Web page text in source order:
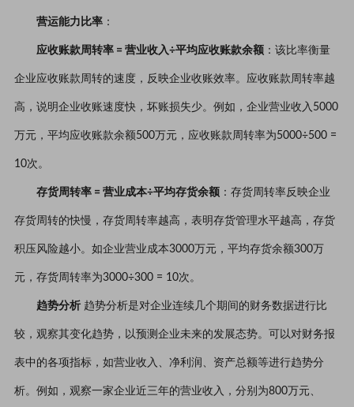
营运能力比率：
应收账款周转率 = 营业收入÷平均应收账款余额 ：该比率衡量
企业应收账款周转的速度，反映企业收账效率。应收账款周转率越
高，说明企业收账速度快，坏账损失少。例如，企业营业收入5000
万元，平均应收账款余额500万元，应收账款周转率为5000÷500 =
10次。
存货周转率 = 营业成本÷平均存货余额 ：存货周转率反映企业
存货周转的快慢，存货周转率越高，表明存货管理水平越高，存货
积压风险越小。如企业营业成本3000万元，平均存货余额300万
元，存货周转率为3000÷300 = 10次。
趋势分析趋势分析是对企业连续几个期间的财务数据进行比
较，观察其变化趋势，以预测企业未来的发展态势。可以对财务报
表中的各项指标，如营业收入、净利润、资产总额等进行趋势分
析。例如，观察一家企业近三年的营业收入，分别为800万元、